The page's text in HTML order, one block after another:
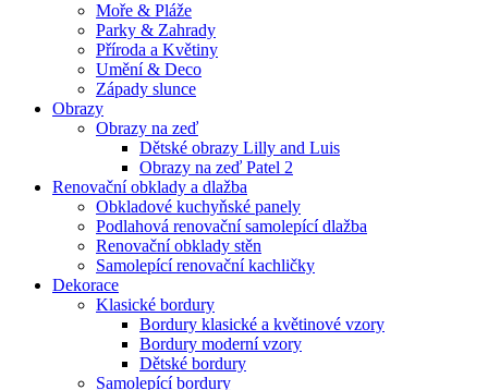
Moře & Pláže
Parky & Zahrady
Příroda a Květiny
Umění & Deco
Západy slunce
Obrazy
Obrazy na zeď
Dětské obrazy Lilly and Luis
Obrazy na zeď Patel 2
Renovační obklady a dlažba
Obkladové kuchyňské panely
Podlahová renovační samolepící dlažba
Renovační obklady stěn
Samolepící renovační kachličky
Dekorace
Klasické bordury
Bordury klasické a květinové vzory
Bordury moderní vzory
Dětské bordury
Samolepící bordury